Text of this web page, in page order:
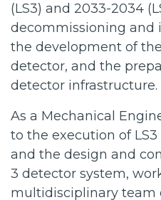
(LS3) and 2033-2034
decommissioning and
the development of
detector, and the
detector infrastructure.
As a Mechanical
to the execution of
and the design and
3 detector system,
multidisciplinary team